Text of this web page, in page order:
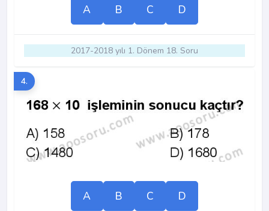
A B C D
2017-2018 yılı 1. Dönem 18. Soru
4.
A B C D